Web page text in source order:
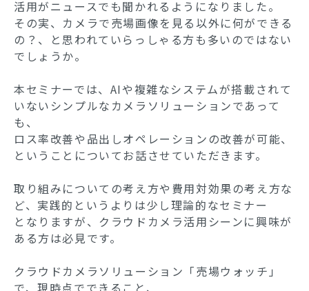
活用がニュースでも聞かれるようになりました。
その実、カメラで売場画像を見る以外に何ができる
の？、と思われていらっしゃる方も多いのではない
でしょうか。
本セミナーでは、AIや複雑なシステムが搭載されて
いないシンプルなカメラソリューションであって
も、
ロス率改善や品出しオペレーションの改善が可能、
ということについてお話させていただきます。
取り組みについての考え方や費用対効果の考え方な
ど、実践的というよりは少し理論的なセミナー
となりますが、クラウドカメラ活用シーンに興味が
ある方は必見です。
クラウドカメラソリューション「売場ウォッチ」
で、現時点でできること、